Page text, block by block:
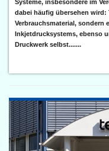
Systeme, insbesondere im
dabei häufig übersehen
Verbrauchsmaterial, sondern
Inkjetdrucksystems, ebenso
Druckwerk selbst.......